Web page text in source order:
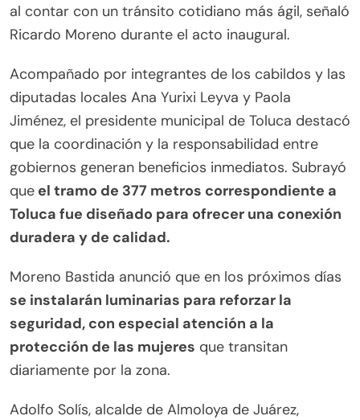
al contar con un tránsito cotidiano más ágil, señaló
Ricardo Moreno durante el acto inaugural.
Acompañado por integrantes de los cabildos y las
diputadas locales Ana Yurixi Leyva y Paola
Jiménez, el presidente municipal de Toluca destacó
que la coordinación y la responsabilidad entre
gobiernos generan beneficios inmediatos. Subrayó
que el tramo de 377 metros correspondiente a
Toluca fue diseñado para ofrecer una conexión
duradera y de calidad.
Moreno Bastida anunció que en los próximos días
se instalarán luminarias para reforzar la
seguridad, con especial atención a la
protección de las mujeres que transitan
diariamente por la zona.
Adolfo Solís, alcalde de Almoloya de Juárez,